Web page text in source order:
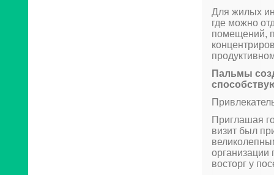
Для жилых
где можно
помещений,
Пальмы
Приглашая
визит был
организации
восторг у